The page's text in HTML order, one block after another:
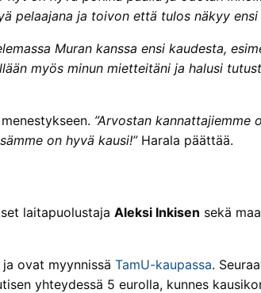
pelaajana ja toivon että tulos näkyy ensi
Muran kanssa ensi kaudesta,
myös minun mietteitäni ja halusi
”Arvostan kannattajiemme
on hyvä kausi!”Harala päättää.
laitapuolustaja Aleksi Inkisen sekä
ovat myynnissä TamU-kaupassa.
yhteydessä 5 eurolla, kunnes